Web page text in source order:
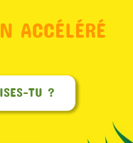
ACCÉLÉRÉ
TU ?